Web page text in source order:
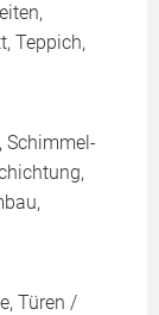
Teppich,
Schimmel-
Türen /